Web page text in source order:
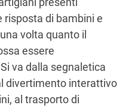
risposta di bambini e
volta quanto il
essere
va dalla segnaletica
divertimento interattivo
al trasporto di